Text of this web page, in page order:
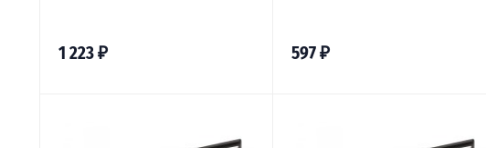
1 223₽ 597₽